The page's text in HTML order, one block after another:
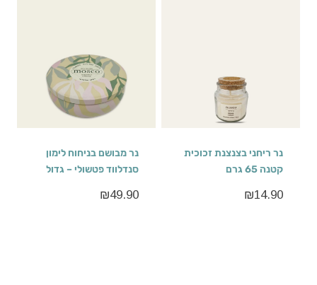
נר ריחני בצנצנת זכוכית
קטנה 65 גרם
₪14.90
נר מבושם בניחוח לימון
סנדלווד פטשולי – גדול
₪49.90